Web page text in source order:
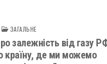
ЗАГАЛЬНЕ
залежність від газу
країну, де ми можемо